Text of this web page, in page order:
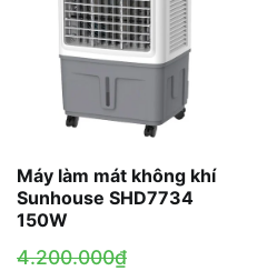
Máy làm mát không khí
Sunhouse SHD7734
150W
4.200.000₫Giá